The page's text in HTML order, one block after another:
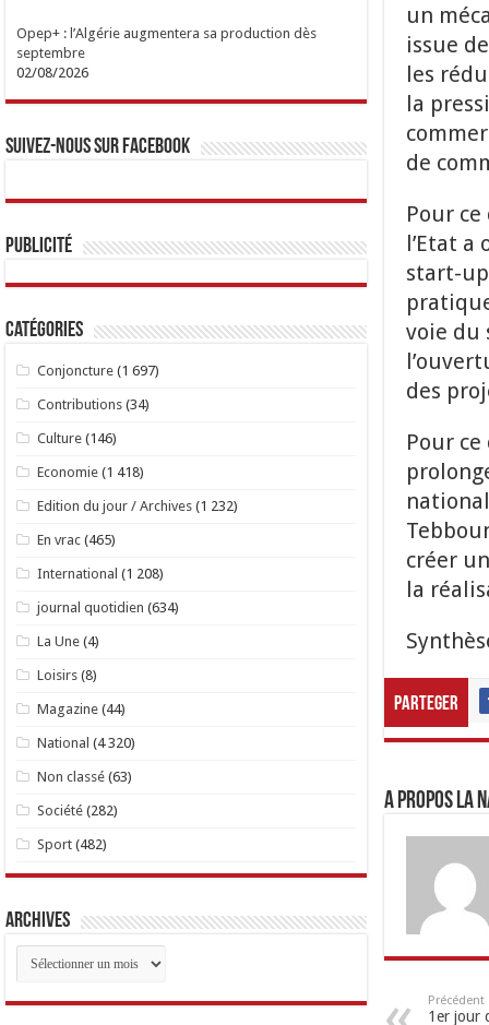
un
issue
les
la
de
Pour
l’Etat
start-
voie du
des
Pour
créer
la
Parteger
A propos LA
Précédent
1er jour
Opep+ : l’Algérie augmentera sa production dès
septembre
02/08/2026
Suivez-nous sur Facebook
Publicité
Catégories
Conjoncture (1 697)
Contributions (34)
Culture (146)
Economie (1 418)
Edition du jour / Archives (1 232)
En vrac (465)
International (1 208)
journal quotidien (634)
La Une (4)
Loisirs (8)
Magazine (44)
National (4 320)
Non classé (63)
Société (282)
Sport (482)
Archives
Archives